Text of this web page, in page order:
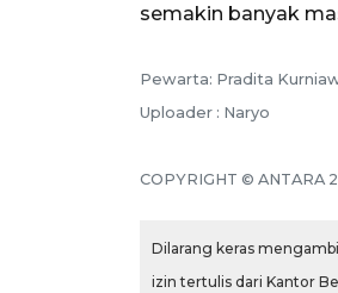
semakin banyak
Pewarta: Pradita
Uploader : Naryo
COPYRIGHT © ANTARA
Dilarang keras
izin tertulis dari Kantor